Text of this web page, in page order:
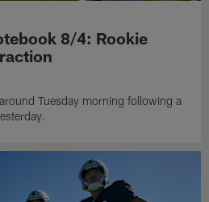
8/4: Rookie
Tuesday morning following a